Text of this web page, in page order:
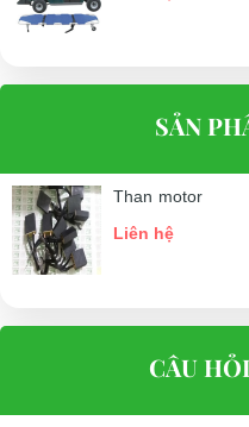
SẢN
Than motor
Liên hệ
CÂU